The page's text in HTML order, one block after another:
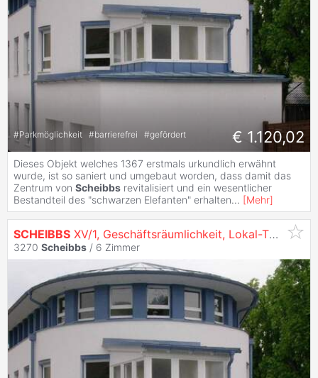
#Parkmöglichkeit #barrierefrei #gefördert € 1.120,02
Dieses Objekt welches 1367 erstmals urkundlich erwähnt
wurde, ist so saniert und umgebaut worden, dass damit das
Zentrum von Scheibbs revitalisiert und ein wesentlicher
Bestandteil des "schwarzen Elefanten" erhalten... [Mehr]
SCHEIBBS XV/1, Geschäftsräumlichkeit, Lokal-TOP 8, 1000/00009340/00001008
3270 Scheibbs / 6 Zimmer